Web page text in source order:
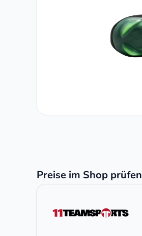
Preise im Shop prüfen